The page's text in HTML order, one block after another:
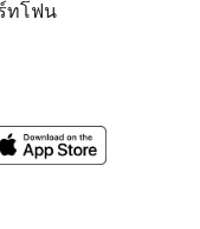
ทโฟน